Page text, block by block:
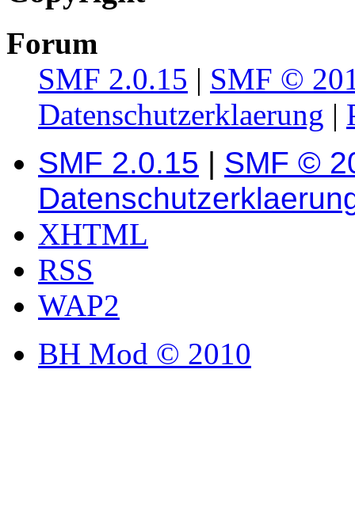
Forum
SMF 2.0.15 | SMF ©
Datenschutzerklaerung |
SMF 2.0.15 | SMF ©
XHTML
RSS
WAP2
BH Mod © 2010